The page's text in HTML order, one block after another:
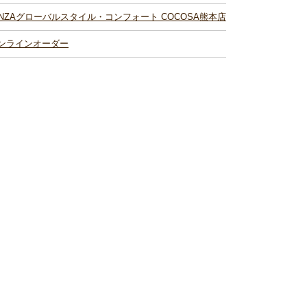
グローバルスタイル・コンフォート COCOSA熊本店
ラインオーダー